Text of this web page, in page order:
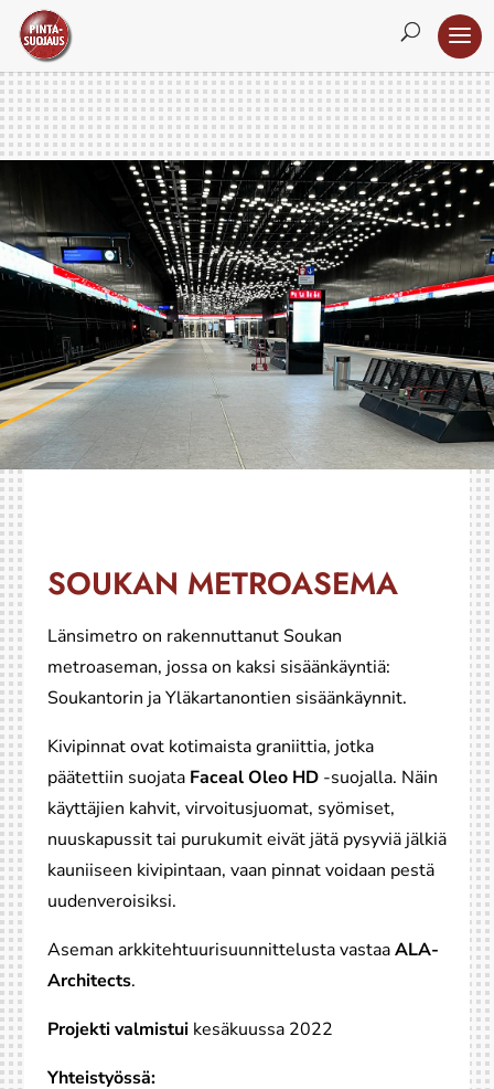
SOUKAN METROASEMA
Länsimetro on rakennuttanut Soukan
metroaseman, jossa on kaksi sisäänkäyntiä:
Soukantorin ja Yläkartanontien sisäänkäynnit.
Kivipinnat ovat kotimaista graniittia, jotka
päätettiin suojata Faceal Oleo HD-suojalla. Näin
käyttäjien kahvit, virvoitusjuomat, syömiset,
nuuskapussit tai purukumit eivät jätä pysyviä jälkiä
kauniiseen kivipintaan, vaan pinnat voidaan pestä
uudenveroisiksi.
Aseman arkkitehtuurisuunnittelusta vastaaALA-
Architects.
Projekti valmistuikesäkuussa 2022
Yhteistyössä: